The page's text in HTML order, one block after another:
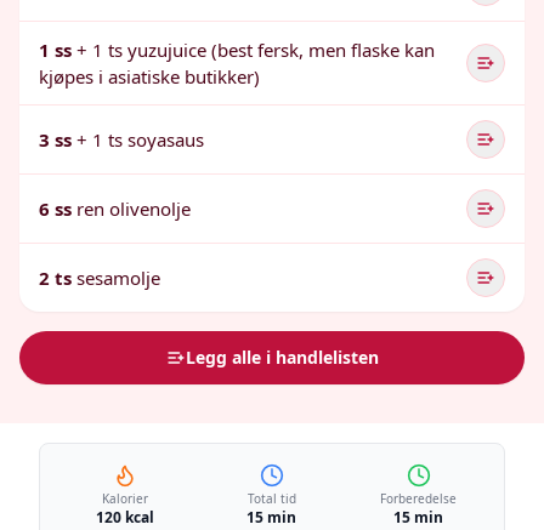
1 ss + 1 ts yuzujuice (best fersk, men flaske kan
kjøpes i asiatiske butikker)
3 ss + 1 ts soyasaus
6 ss ren olivenolje
2 ts sesamolje
Legg alle i handlelisten
Kalorier
120 kcal
Total tid
15 min
Forberedelse
15 min